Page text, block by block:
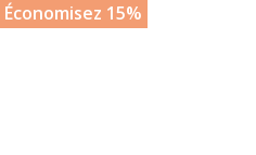
Économisez 15%